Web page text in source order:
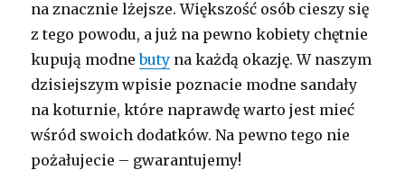
na znacznie lżejsze. Większość osób cieszy się
z tego powodu, a już na pewno kobiety chętnie
kupują modnebuty na każdą okazję. W naszym
dzisiejszym wpisie poznacie modne sandały
na koturnie, które naprawdę warto jest mieć
wśród swoich dodatków. Na pewno tego nie
pożałujecie – gwarantujemy!